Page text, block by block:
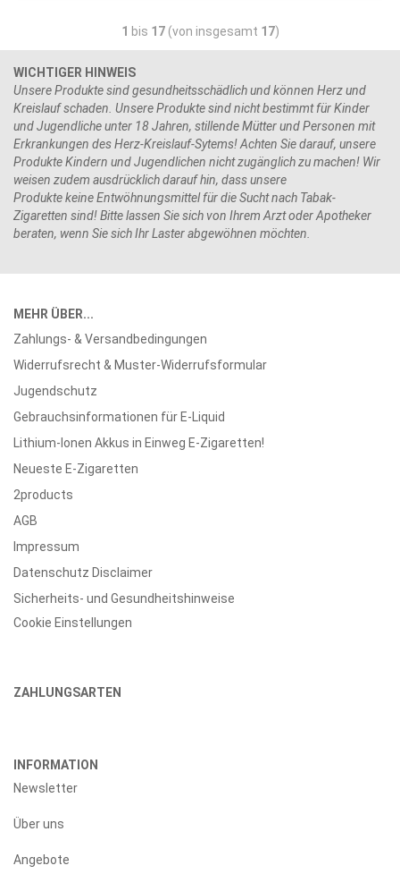
1 bis 17(von insgesamt 17)
WICHTIGER HINWEIS
Unsere Produkte sind gesundheitsschädlich und können Herz und
Kreislauf schaden. Unsere Produkte sind nicht bestimmt für Kinder
und Jugendliche unter 18 Jahren, stillende Mütter und Personen mit
Erkrankungen des Herz-Kreislauf-Sytems! Achten Sie darauf, unsere
Produkte Kindern und Jugendlichen nicht zugänglich zu machen! Wir
weisen zudem ausdrücklich darauf hin, dass unsere
Produkte keine Entwöhnungsmittel für die Sucht nach Tabak-
Zigaretten sind! Bitte lassen Sie sich von Ihrem Arzt oder Apotheker
beraten, wenn Sie sich Ihr Laster abgewöhnen möchten.
MEHR ÜBER...
Zahlungs- & Versandbedingungen
Widerrufsrecht & Muster-Widerrufsformular
Jugendschutz
Gebrauchsinformationen für E-Liquid
Lithium-Ionen Akkus in Einweg E-Zigaretten!
Neueste E-Zigaretten
2products
AGB
Impressum
Datenschutz Disclaimer
Sicherheits- und Gesundheitshinweise
Cookie Einstellungen
ZAHLUNGSARTEN
INFORMATION
Newsletter
Über uns
Angebote